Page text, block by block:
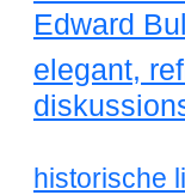
Edward
elegant,
historische